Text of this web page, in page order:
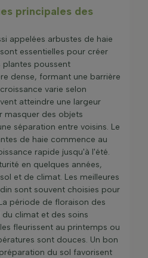
principales des
appelées arbustes de haie
essentielles pour créer
plantes poussent
dense, formant une barrière
varie selon
atteindre une largeur
masquer des objets
séparation entre voisins. Le
de haie commence au
rapide jusqu'à l'été.
en quelques années,
et de climat. Les meilleures
sont souvent choisies pour
période de floraison des
climat et des soins
fleurissent au printemps ou
sont douces. Un bon
du sol favorisent